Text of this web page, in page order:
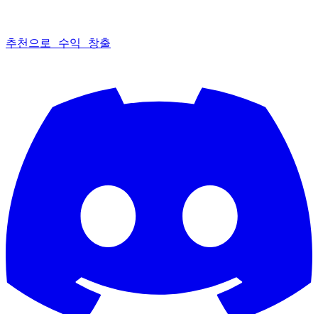
추천으로 수익 창출